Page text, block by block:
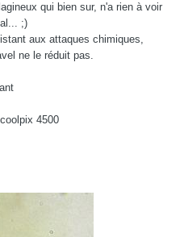
qui bien sur, n'a rien à voir
;)
aux attaques chimiques,
ne le réduit pas.
4500